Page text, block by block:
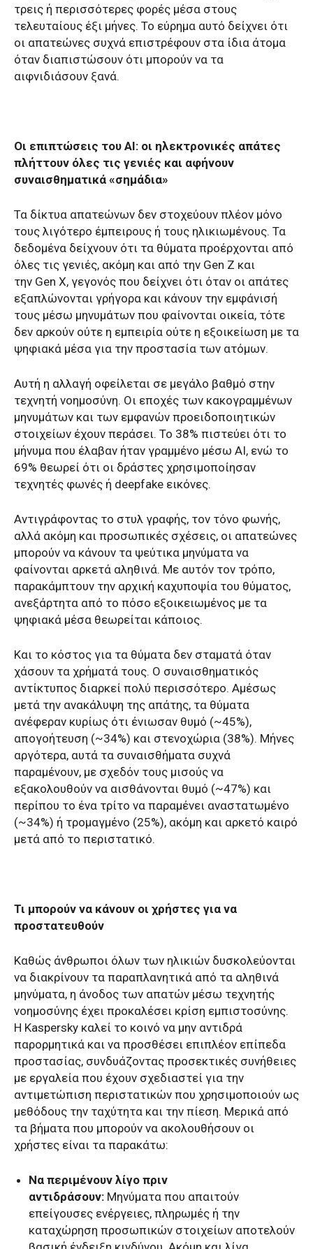
τρεις ή περισσότερες φορές μέσα στους
τελευταίους έξι μήνες. Το εύρημα αυτό δείχνει ότι
οι απατεώνες συχνά επιστρέφουν στα ίδια άτομα
όταν διαπιστώσουν ότι μπορούν να τα
αιφνιδιάσουν ξανά.
Οι επιπτώσεις του AI: οι ηλεκτρονικές απάτες
πλήττουν όλες τις γενιές και αφήνουν
συναισθηματικά «σημάδια»
Τα δίκτυα απατεώνων δεν στοχεύουν πλέον μόνο
τους λιγότερο έμπειρους ή τους ηλικιωμένους. Τα
δεδομένα δείχνουν ότι τα θύματα προέρχονται από
όλες τις γενιές, ακόμη και από την Gen Z και
την Gen X, γεγονός που δείχνει ότι όταν οι απάτες
εξαπλώνονται γρήγορα και κάνουν την εμφάνισή
τους μέσω μηνυμάτων που φαίνονται οικεία, τότε
δεν αρκούν ούτε η εμπειρία ούτε η εξοικείωση με τα
ψηφιακά μέσα για την προστασία των ατόμων.
Αυτή η αλλαγή οφείλεται σε μεγάλο βαθμό στην
τεχνητή νοημοσύνη. Οι εποχές των κακογραμμένων
μηνυμάτων και των εμφανών προειδοποιητικών
στοιχείων έχουν περάσει. Το 38% πιστεύει ότι το
μήνυμα που έλαβαν ήταν γραμμένο μέσω AI, ενώ το
69% θεωρεί ότι οι δράστες χρησιμοποίησαν
τεχνητές φωνές ή deepfake εικόνες.
Αντιγράφοντας το στυλ γραφής, τον τόνο φωνής,
αλλά ακόμη και προσωπικές σχέσεις, οι απατεώνες
μπορούν να κάνουν τα ψεύτικα μηνύματα να
φαίνονται αρκετά αληθινά. Με αυτόν τον τρόπο,
παρακάμπτουν την αρχική καχυποψία του θύματος,
ανεξάρτητα από το πόσο εξοικειωμένος με τα
ψηφιακά μέσα θεωρείται κάποιος.
Και το κόστος για τα θύματα δεν σταματά όταν
χάσουν τα χρήματά τους. Ο συναισθηματικός
αντίκτυπος διαρκεί πολύ περισσότερο. Αμέσως
μετά την ανακάλυψη της απάτης, τα θύματα
ανέφεραν κυρίως ότι ένιωσαν θυμό (~45%),
απογοήτευση (~34%) και στενοχώρια (38%). Μήνες
αργότερα, αυτά τα συναισθήματα συχνά
παραμένουν, με σχεδόν τους μισούς να
εξακολουθούν να αισθάνονται θυμό (~47%) και
περίπου το ένα τρίτο να παραμένει αναστατωμένο
(~34%) ή τρομαγμένο (25%), ακόμη και αρκετό καιρό
μετά από το περιστατικό.
Τι μπορούν να κάνουν οι χρήστες για να
προστατευθούν
Καθώς άνθρωποι όλων των ηλικιών δυσκολεύονται
να διακρίνουν τα παραπλανητικά από τα αληθινά
μηνύματα, η άνοδος των απατών μέσω τεχνητής
νοημοσύνης έχει προκαλέσει κρίση εμπιστοσύνης.
Η Kaspersky καλεί το κοινό να μην αντιδρά
παρορμητικά και να προσθέσει επιπλέον επίπεδα
προστασίας, συνδυάζοντας προσεκτικές συνήθειες
με εργαλεία που έχουν σχεδιαστεί για την
αντιμετώπιση περιστατικών που χρησιμοποιούν ως
μεθόδους την ταχύτητα και την πίεση. Μερικά από
τα βήματα που μπορούν να ακολουθήσουν οι
χρήστες είναι τα παρακάτω:
Να περιμένουν λίγο πριν
αντιδράσουν: Μηνύματα που απαιτούν
επείγουσες ενέργειες, πληρωμές ή την
καταχώρηση προσωπικών στοιχείων αποτελούν